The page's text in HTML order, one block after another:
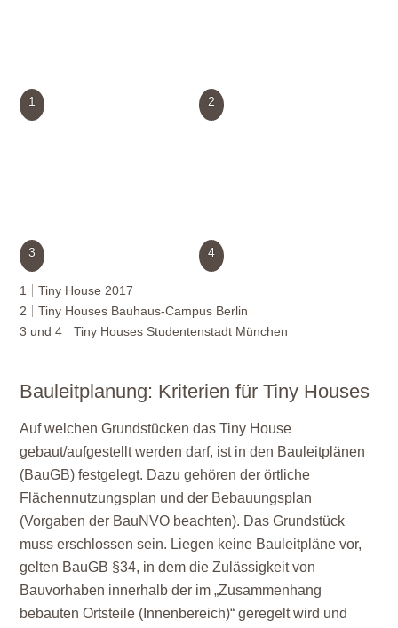
1 2
3 4
1
Tiny House 2017
2
Tiny Houses Bauhaus-Campus Berlin
3 und 4
Tiny Houses Studentenstadt München
Bauleitplanung: Kriterien für Tiny Houses
Auf welchen Grundstücken das Tiny House
gebaut/aufgestellt werden darf, ist in den Bauleitplänen
(BauGB) festgelegt. Dazu gehören der örtliche
Flächennutzungsplan und der Bebauungsplan
(Vorgaben der BauNVO beachten). Das Grundstück
muss erschlossen sein. Liegen keine Bauleitpläne vor,
gelten BauGB §34, in dem die Zulässigkeit von
Bauvorhaben innerhalb der im „Zusammenhang
bebauten Ortsteile (Innenbereich)“ geregelt wird und